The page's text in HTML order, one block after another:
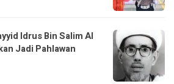
Idrus Bin Salim Al
Jadi Pahlawan